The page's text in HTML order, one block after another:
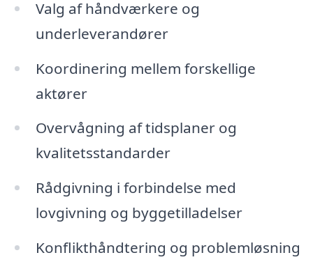
Valg af håndværkere og
underleverandører
Koordinering mellem forskellige
aktører
Overvågning af tidsplaner og
kvalitetsstandarder
Rådgivning i forbindelse med
lovgivning og byggetilladelser
Konflikthåndtering og problemløsning